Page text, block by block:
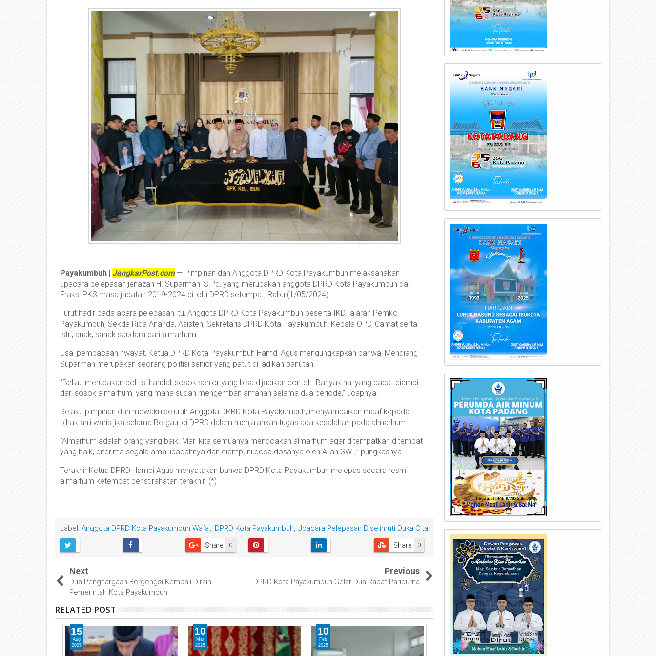
Payakumbuh | JangkarPost.com — Pimpinan dan Anggota DPRD Kota Payakumbuh melaksanakan
upacara pelepasan jenazah H. Suparman, S.Pd, yang merupakan anggota DPRD Kota Payakumbuh dari
Fraksi PKS masa jabatan 2019-2024 di lobi DPRD setempat, Rabu (1/05/2024).
Turut hadir pada acara pelepasan itu, Anggota DPRD Kota Payakumbuh beserta IKD, jajaran Pemko
Payakumbuh, Sekda Rida Ananda, Asisten, Sekretaris DPRD Kota Payakumbuh, Kepala OPD, Camat serta
istri, anak, sanak saudara dari almarhum.
Usai pembacaan riwayat, Ketua DPRD Kota Payakumbuh Hamdi Agus mengungkapkan bahwa, Mendiang
Suparman merupakan seorang politisi senior yang patut di jadikan panutan.
“Beliau merupakan politisi handal, sosok senior yang bisa dijadikan contoh. Banyak hal yang dapat diambil
dari sosok almarhum, yang mana sudah mengemban amanah selama dua periode,” ucapnya.
Selaku pimpinan dan mewakili seluruh Anggota DPRD Kota Payakumbuh, menyampaikan maaf kepada
pihak ahli waris jika selama Bergaul di DPRD dalam menjalankan tugas ada kesalahan pada almarhum.
“Almarhum adalah orang yang baik. Mari kita semuanya mendoakan almarhum agar ditempatkan ditempat
yang baik, diterima segala amal ibadahnya dan diampuni dosa dosanya oleh Allah SWT,” pungkasnya.
Terakhir Ketua DPRD Hamdi Agus menyatakan bahwa DPRD Kota Payakumbuh melepas secara resmi
almarhum ketempat peristirahatan terakhir. (*)
Label: Anggota DPRD Kota Payakumbuh Wafat DPRD Kota Payakumbuh Upacara Pelepasan Diselimuti Duka Cita
0
Share 0
Share
Next
Dua Penghargaan Bergengsi Kembali Diraih
Pemerintah Kota Payakumbuh
Previous
DPRD Kota Payakumbuh Gelar Dua Rapat Paripurna
RELATED POST
15
Aug
2025
10
Mar
2025
10
Feb
2025